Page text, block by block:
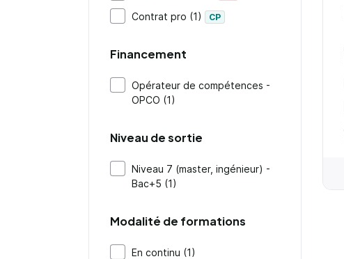
Contrat pro (1) CP
Financement
Opérateur de compétences -
OPCO (1)
Niveau de sortie
Niveau 7 (master, ingénieur) -
Bac+5 (1)
Modalité de formations
En continu (1)